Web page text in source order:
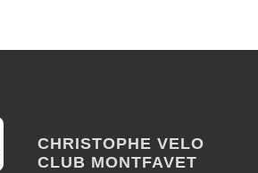
CHRISTOPHE VELO
CLUB MONTFAVET